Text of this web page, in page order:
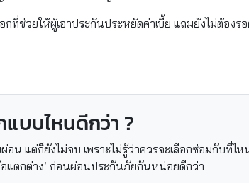
ที่ช่วยให้ผู้เอาประกันประหยัดค่าเบี้ย แถมยังไม่ต้อง
แบบไหนดีกว่า ?
แต่ก็ยังไม่จบ เพราะไม่รู้ว่าควรจะเลือกซ่อมกับที่ไ
อแตกต่าง’ ก่อนผ่อนประกันภัยกันหน่อยดีกว่า